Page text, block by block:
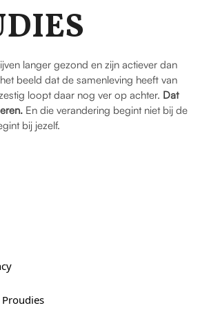
langer gezond en zijn actiever dan
beeld dat de samenleving heeft van
loopt daar nog ver op achter. Dat
En die verandering begint niet bij de
bij jezelf.